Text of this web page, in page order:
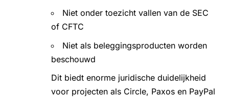
Niet onder toezicht vallen van de SEC
of CFTC
Niet als beleggingsproducten worden
beschouwd
Dit biedt enorme juridische duidelijkheid
voor projecten als Circle, Paxos en PayPal